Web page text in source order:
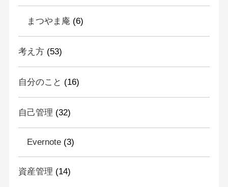
まつやま庵 (6)
考え方(53)
自分のこと (16)
自己管理 (32)
Evernote(3)
資産管理 (14)